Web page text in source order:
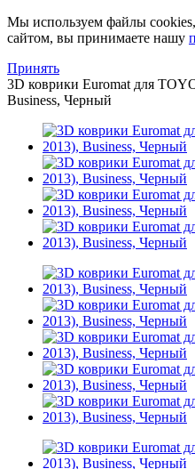
Мы используем файлы cookies,
сайтом, вы принимаете нашу
Принять
3D коврики Euromat для
Business, Черный